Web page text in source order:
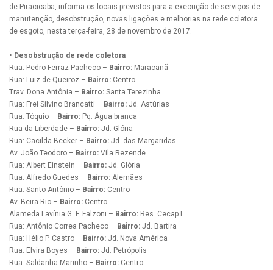
de Piracicaba, informa os locais previstos para a execução de serviços de
manutenção, desobstrução, novas ligações e melhorias na rede coletora
de esgoto, nesta terça-feira, 28 de novembro de 2017.
• Desobstrução de rede coletora
Rua: Pedro Ferraz Pacheco – Bairro: Maracanã
Rua: Luiz de Queiroz – Bairro: Centro
Trav. Dona Antônia – Bairro: Santa Terezinha
Rua: Frei Silvino Brancatti – Bairro: Jd. Astúrias
Rua: Tóquio – Bairro: Pq. Água branca
Rua da Liberdade – Bairro: Jd. Glória
Rua: Cacilda Becker – Bairro: Jd. das Margaridas
Av. João Teodoro – Bairro: Vila Rezende
Rua: Albert Einstein – Bairro: Jd. Glória
Rua: Alfredo Guedes – Bairro: Alemães
Rua: Santo Antônio – Bairro: Centro
Av. Beira Rio – Bairro: Centro
Alameda Lavínia G. F. Falzoni – Bairro: Res. Cecap I
Rua: Antônio Correa Pacheco – Bairro: Jd. Bartira
Rua: Hélio P. Castro – Bairro: Jd. Nova América
Rua: Elvira Boyes – Bairro: Jd. Petrópolis
Rua: Saldanha Marinho – Bairro: Centro